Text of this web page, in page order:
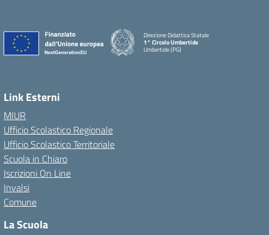
Direzione Didattica Statale
1° Circolo Umbertide
Umbertide (PG)
Link Esterni
MIUR
Ufficio Scolastico Regionale
Ufficio Scolastico Territoriale
Scuola in Chiaro
Iscrizioni On Line
Invalsi
Comune
La Scuola